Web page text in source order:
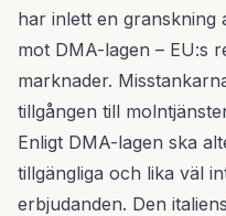
har inlett en
mot DMA-lagen – EU:s
marknader.
tillgången till
Enligt DMA-lagen ska
tillgängliga och lika väl
erbjudanden. Den